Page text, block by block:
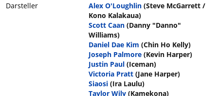
Darsteller
Alex O'Loughlin (Steve McGarrett /
Kono Kalakaua)
Scott Caan (Danny "Danno"
Williams)
Daniel Dae Kim (Chin Ho Kelly)
Joseph Palmore (Kevin Harper)
Justin Paul (Iceman)
Victoria Pratt (Jane Harper)
Siaosi (Ira Laulu)
Taylor Wily (Kamekona)